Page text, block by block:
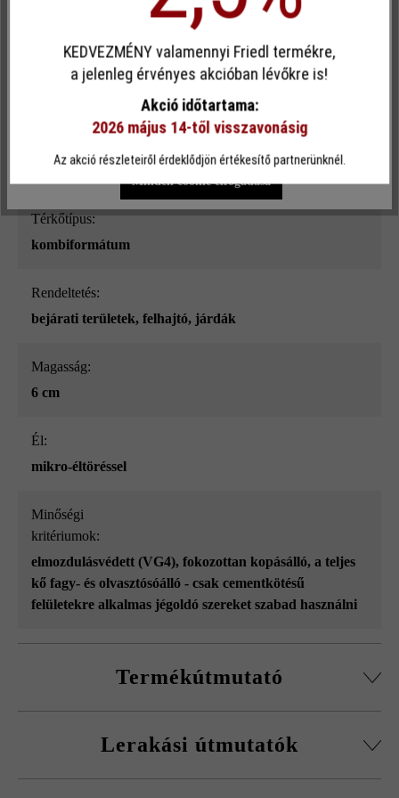
Terhelhetőség:
szgk-használat 3,5 t-ig csekély forgalommal
Térkőtípus:
kombiformátum
Rendeltetés:
bejárati területek, felhajtó, járdák
Magasság:
6 cm
él:
mikro-éltöréssel
Minőségi
kritériumok:
elmozdulásvédett (VG4), fokozottan kopásálló, a teljes
kő fagy- és olvasztósóálló - csak cementkötésű
felületekre alkalmas jégoldó szereket szabad használni
Termékútmutató
5 mm-es fugaszélességnek megfelelő fugaarányt vesznek
Lerakási útmutatók
Egyéni cookie elfogadása
Ez a webhely cookie-kat használ, hogy a lehető legjobb
funkcionalitást kínálja Önnek...További információ
Csak funkcionális cookie elfogadása
Minden cookie elfogadása
KEDVEZMÉNY valamennyi Friedl termékre,
a jelenleg érvényes akcióban lévőkre is!
Akció időtartama:
2026 május 14-től visszavonásig
Az akció részleteiről érdeklődjön értékesítő partnerünknél.